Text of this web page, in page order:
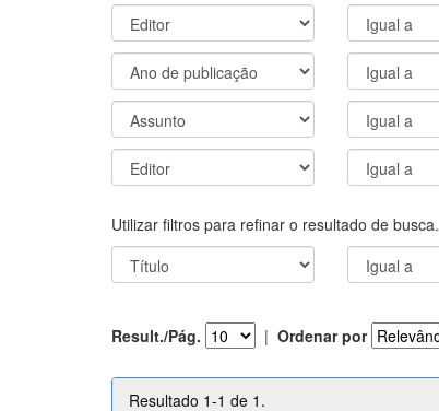
Utilizar filtros para refinar o resultado de busca.
Result./Pág. | Ordenar por
Resultado 1-1 de 1.